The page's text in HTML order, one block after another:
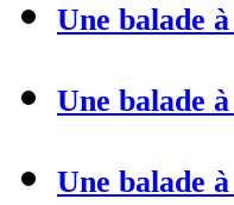
Une balade
Une balade
Une balade